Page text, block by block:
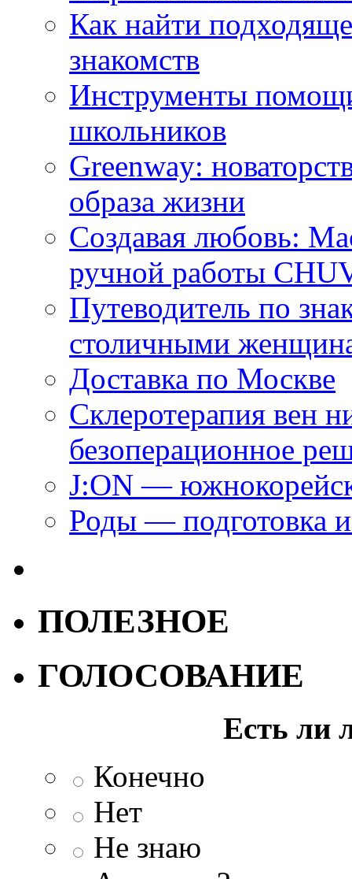
Как найти
знакомств
Инструменты
школьников
Greenway:
образа жизни
Создавая любовь:
ручной работы
Путеводитель по
столичными
Доставка по Москве
Склеротерапия вен
безоперационное
J:ON —
Роды — подготовка
ПОЛЕЗНОЕ
ГОЛОСОВАНИЕ
Есть ли
Конечно
Нет
Не знаю